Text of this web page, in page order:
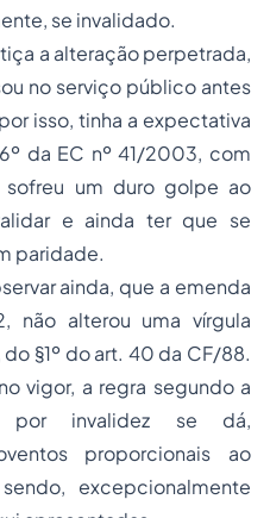
se invalidado.
alteração perpetrada,
no serviço público antes
isso, tinha a expectativa
da EC nº 41/2003, com
um duro golpe ao
e ainda ter que se
paridade.
que a emenda
não alterou uma vírgula
§1º do art. 40 da CF/88.
vigor, a regra segundo a
por invalidez se dá,
proporcionais ao
excepcionalmente